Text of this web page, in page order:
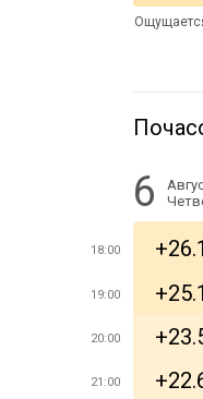
6
18:00
19:00
20:00
21:00